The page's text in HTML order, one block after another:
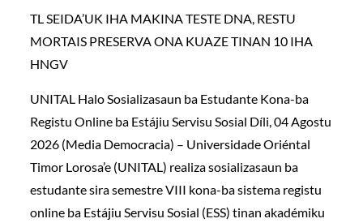
TL SEIDA’UK IHA MAKINA TESTE DNA, RESTU
MORTAIS PRESERVA ONA KUAZE TINAN 10 IHA
HNGV
UNITAL Halo Sosializasaun ba Estudante Kona-ba
Registu Online ba Estájiu Servisu Sosial Díli, 04 Agostu
2026 (Media Democracia) – Universidade Oriéntal
Timor Lorosa’e (UNITAL) realiza sosializasaun ba
estudante sira semestre VIII kona-ba sistema registu
online ba Estájiu Servisu Sosial (ESS) tinan akadémiku